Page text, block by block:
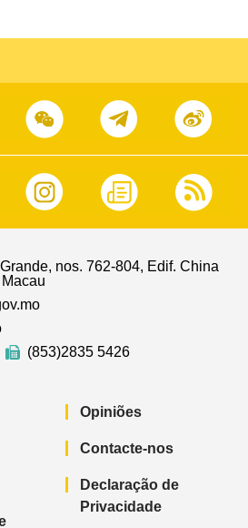
nos. 762-804, Edif. China
(853)2835 5426
Opiniões
Contacte-nos
Declaração de
Privacidade